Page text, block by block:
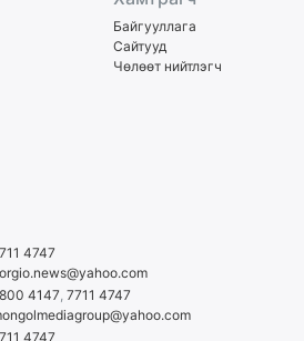
Байгууллага
Сайтууд
Чөлөөт нийтлэгч
4747
4147 7711 4747
4747